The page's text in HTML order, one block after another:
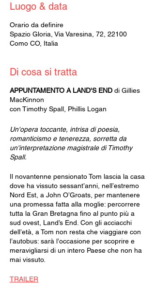
Luogo & data
Orario da definire
Spazio Gloria, Via Varesina, 72, 22100
Como CO, Italia
Di cosa si tratta
APPUNTAMENTO A LAND'S END di Gillies
MacKinnon
con Timothy Spall, Phillis Logan
Un'opera toccante, intrisa di poesia,
romanticismo e tenerezza, sorretta da
un'interpretazione magistrale di Timothy
Spall.
Il novantenne pensionato Tom lascia la casa
dove ha vissuto sessant’anni, nell’estremo
Nord Est, a John O’Groats, per mantenere
una promessa fatta alla moglie: percorrere
tutta la Gran Bretagna fino al punto più a
sud ovest, Land’s End. Con gli acciacchi
dell’età, a Tom non resta che viaggiare con
l’autobus: sarà l’occasione per scoprire e
meravigliarsi di un intero Paese che non ha
mai vissuto.
TRAILER